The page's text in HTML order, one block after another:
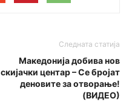
Следната статија
Македонија добива нов
скијачки центар – Се бројат
деновите за отворање!
(ВИДЕО)